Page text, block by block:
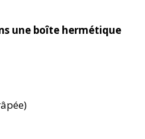
une boîte hermétique